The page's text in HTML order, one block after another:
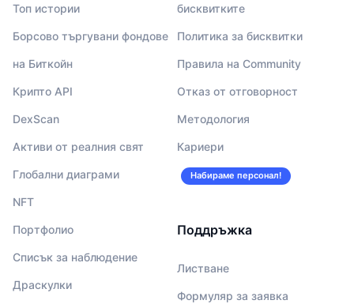
Топ истории
Борсово търгувани фондове
на Биткойн
Крипто API
DexScan
Активи от реалния свят
Глобални диаграми
NFT
Портфолио
Списък за наблюдение
Драскулки
бисквитките
Политика за бисквитки
Правила на Community
Отказ от отговорност
Методология
Кариери
Набираме персонал!
Поддръжка
Листване
Формуляр за заявка